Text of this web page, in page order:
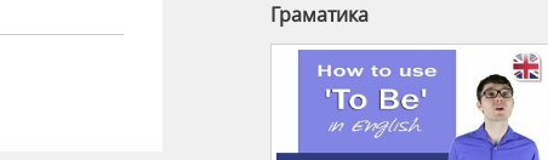
Граматика